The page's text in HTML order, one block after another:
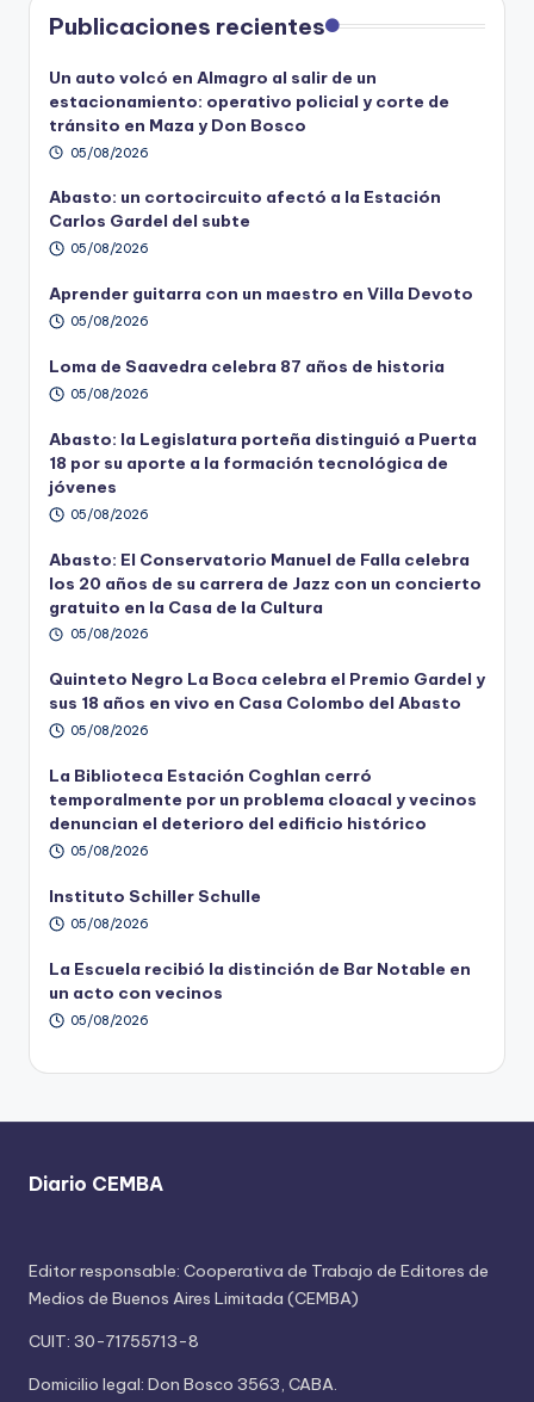
Publicaciones recientes
Un auto volcó en Almagro al salir de un
estacionamiento: operativo policial y corte de
tránsito en Maza y Don Bosco
05/08/2026
Abasto: un cortocircuito afectó a la Estación
Carlos Gardel del subte
05/08/2026
Aprender guitarra con un maestro en Villa Devoto
05/08/2026
Loma de Saavedra celebra 87 años de historia
05/08/2026
Abasto: la Legislatura porteña distinguió a Puerta
18 por su aporte a la formación tecnológica de
jóvenes
05/08/2026
Abasto: El Conservatorio Manuel de Falla celebra
los 20 años de su carrera de Jazz con un concierto
gratuito en la Casa de la Cultura
05/08/2026
Quinteto Negro La Boca celebra el Premio Gardel y
sus 18 años en vivo en Casa Colombo del Abasto
05/08/2026
La Biblioteca Estación Coghlan cerró
temporalmente por un problema cloacal y vecinos
denuncian el deterioro del edificio histórico
05/08/2026
Instituto Schiller Schulle
05/08/2026
La Escuela recibió la distinción de Bar Notable en
un acto con vecinos
05/08/2026
Diario CEMBA
Editor responsable: Cooperativa de Trabajo de Editores de
Medios de Buenos Aires Limitada (CEMBA)
CUIT: 30-71755713-8
Domicilio legal: Don Bosco 3563, CABA.